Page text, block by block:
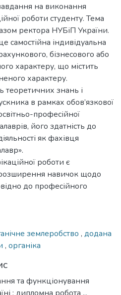
на виконання
роботи студенту. Тема
ректора НУБіП України.
самостійна індивідуальна
бізнесового або
характеру, що містить
характеру.
теоретичних знань і
в рамках обов’язкової
професійної
його здатність до
як фахівця
роботи є
навичок щодо
до професійного
землеробство , додана
, органіка
та функціонування